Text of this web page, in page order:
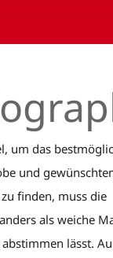
um das
und
finden, muss die
als weiche
lässt.